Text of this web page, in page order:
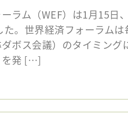
ラム（WEF）は1月15日
。世界経済フォーラム
ボス会議）のタイミン
を発 […]